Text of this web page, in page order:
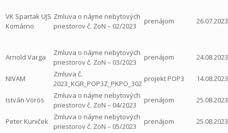
VK Spartak UJS
Komárno
Zmluva o nájme nebytových
priestorov č. ZoN – 02/2023
prenájom 26.07.2023
Arnold Varga
Zmluva o nájme nebytových
priestorov č. ZoN – 03/2023
prenájom 24.08.2023
NIVAM
Zmluva č.
2023_KGR_POP3Z_PKPO_302
projekt POP3 14.08.2023
István Vörös
Zmluva o nájme nebytových
priestorov č. ZoN – 04/2023
prenájom 25.08.2023
Peter Kuniček
Zmluva o nájme nebytových
priestorov č. ZoN – 05/2023
prenájom
25.08.2023